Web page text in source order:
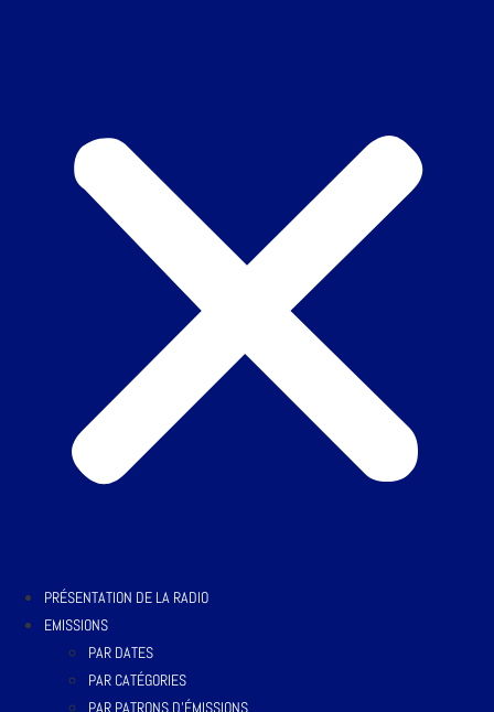
PRÉSENTATION DE LA RADIO
EMISSIONS
PAR DATES
PAR CATÉGORIES
PAR PATRONS D’ÉMISSIONS